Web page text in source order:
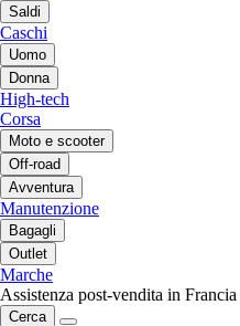
Saldi
Caschi
Uomo
Donna
High-tech
Corsa
Moto e scooter
Off-road
Avventura
Manutenzione
Bagagli
Outlet
Marche
Assistenza post-vendita in Francia
Cerca